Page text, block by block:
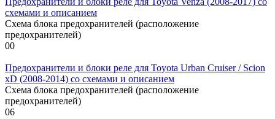
схемами и описанием
Схема блока предохранителей (расположение
предохранителей)
00
Предохранители и блоки реле для Toyota Urban Cruiser / Scion
xD (2008-2014) со схемами и описанием
Схема блока предохранителей (расположение
предохранителей)
06